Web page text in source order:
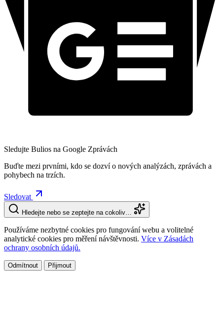
Sledujte Bulios na Google Zprávách
Buďte mezi prvními, kdo se dozví o nových analýzách, zprávách a
pohybech na trzích.
Sledovat
Hledejte nebo se zeptejte na cokoliv…
Používáme nezbytné cookies pro fungování webu a volitelné
analytické cookies pro měření návštěvnosti. Více v Zásadách
ochrany osobních údajů.
Odmítnout Přijmout